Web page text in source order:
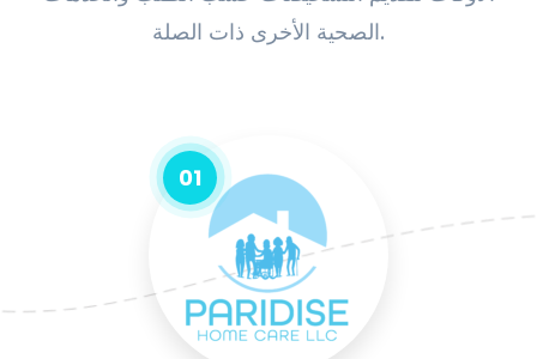
الصحية الأخرى ذات الصلة.
01